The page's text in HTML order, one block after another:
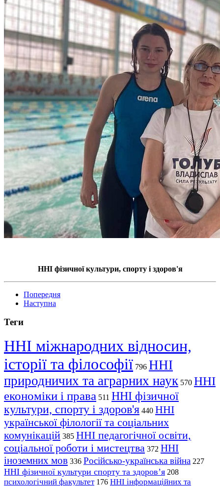
ННІ фізичної культури, спорту і здоров'я
Попередня
Наступна
Теги
ННІ міжнародних відносин,
історії та філософії 796 ННІ
природничих та аграрних наук 570 ННІ
економіки і права 511 ННІ фізичної
культури, спорту і здоров'я 440 ННІ
української філології та соціальних
комунікацій 385 ННІ педагогічної освіти,
соціальної роботи і мистецтва 372 ННІ
іноземних мов 336 Російсько-українська війна 227
ННІ фізичної культури спорту та здоров’я 208
психологічний факультет 176 ННІ інформаційних та